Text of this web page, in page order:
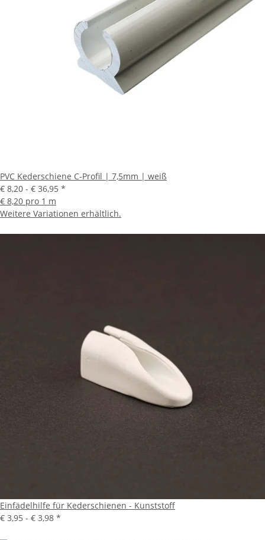
PVC Kederschiene C-Profil | 7,5mm | weiß
€ 8,20 - € 36,95 *
€ 8,20 pro 1 m
Weitere Variationen erhältlich.
Einfädelhilfe für Kederschienen - Kunststoff
€ 3,95 - € 3,98 *